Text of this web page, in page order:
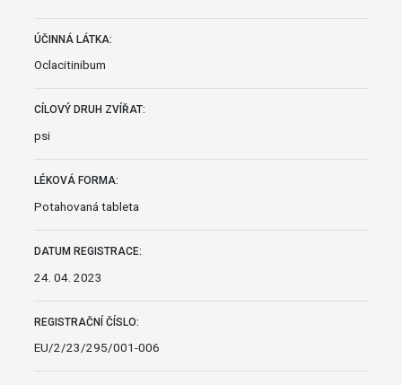
ÚČINNÁ LÁTKA:
Oclacitinibum
CÍLOVÝ DRUH ZVÍŘAT:
psi
LÉKOVÁ FORMA:
Potahovaná tableta
DATUM REGISTRACE:
24. 04. 2023
REGISTRAČNÍ ČÍSLO:
EU/2/23/295/001-006